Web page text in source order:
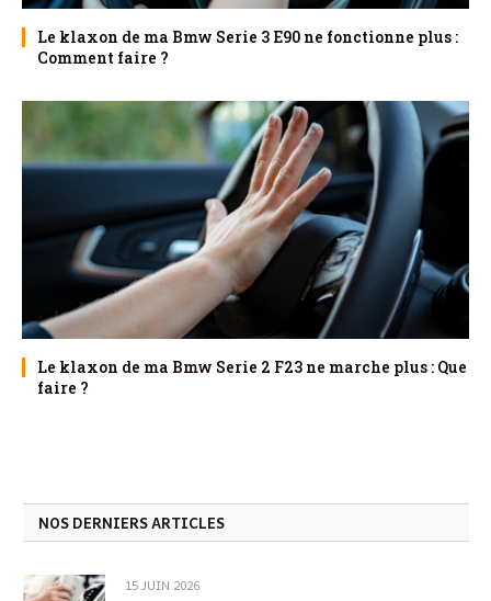
Le klaxon de ma Bmw Serie 3 E90 ne fonctionne plus :
Comment faire ?
Le klaxon de ma Bmw Serie 2 F23 ne marche plus : Que
faire ?
NOS DERNIERS ARTICLES
15 JUIN 2026